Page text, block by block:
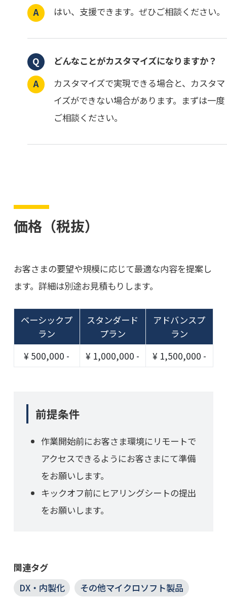
はい、支援できます。ぜひご相談ください。
どんなことがカスタマイズになりますか？
カスタマイズで実現できる場合と、カスタマ
イズができない場合があります。まずは一度
ご相談ください。
価格（税抜）
お客さまの要望や規模に応じて最適な内容を提案し
ます。詳細は別途お見積もりします。
ベーシックプ
ラン
スタンダード
プラン
アドバンスプ
ラン
¥ 500,000 -
¥ 1,000,000 - ¥ 1,500,000 -
前提条件
作業開始前にお客さま環境にリモートで
アクセスできるようにお客さまにて準備
をお願いします。
キックオフ前にヒアリングシートの提出
をお願いします。
関連タグ
DX・内製化
その他マイクロソフト製品